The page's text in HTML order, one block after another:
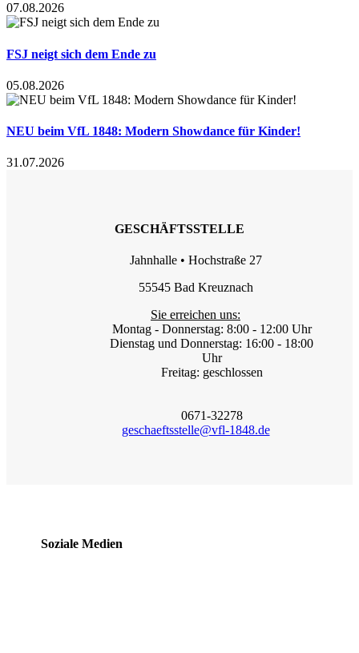
07.08.2026
FSJ neigt sich dem Ende zu
05.08.2026
NEU beim VfL 1848: Modern Showdance für Kinder!
31.07.2026
GESCHÄFTSSTELLE
Jahnhalle • Hochstraße 27
55545 Bad Kreuznach
Sie erreichen uns:
Montag - Donnerstag: 8:00 - 12:00 Uhr
Dienstag und Donnerstag: 16:00 - 18:00
Uhr
Freitag: geschlossen
0671-32278
geschaeftsstelle@vfl-1848.de
Soziale Medien